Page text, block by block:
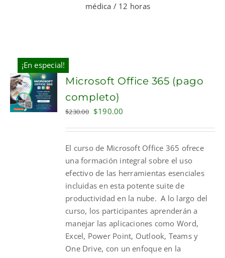
médica / 12 horas
¡En especial!
BUY
Microsoft Office 365 (pago
completo)
$230.00 Original
$230.00.
$190.00
$190.00.
El curso de Microsoft Office 365 ofrece
una formación integral sobre el uso
efectivo de las herramientas esenciales
incluidas en esta potente suite de
productividad en la nube. A lo largo del
curso, los participantes aprenderán a
manejar las aplicaciones como Word,
Excel, Power Point, Outlook, Teams y
One Drive, con un enfoque en la